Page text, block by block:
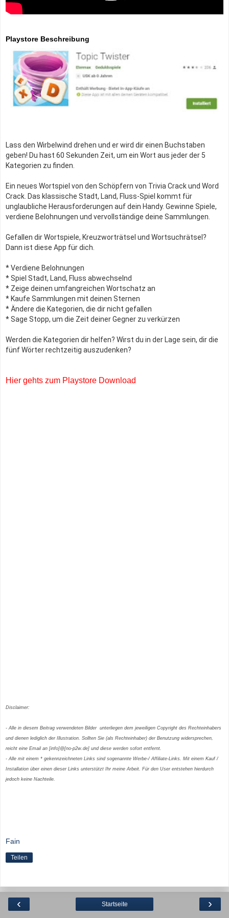
Playstore Beschreibung
Lass den Wirbelwind drehen und er wird dir einen Buchstaben
geben! Du hast 60 Sekunden Zeit, um ein Wort aus jeder der 5
Kategorien zu finden.
Ein neues Wortspiel von den Schöpfern von Trivia Crack und Word
Crack. Das klassische Stadt, Land, Fluss-Spiel kommt für
unglaubliche Herausforderungen auf dein Handy. Gewinne Spiele,
verdiene Belohnungen und vervollständige deine Sammlungen.
Gefallen dir Wortspiele, Kreuzworträtsel und Wortsuchrätsel?
Dann ist diese App für dich.
* Verdiene Belohnungen
* Spiel Stadt, Land, Fluss abwechselnd
* Zeige deinen umfangreichen Wortschatz an
* Kaufe Sammlungen mit deinen Sternen
* Ändere die Kategorien, die dir nicht gefallen
* Sage Stopp, um die Zeit deiner Gegner zu verkürzen
Werden die Kategorien dir helfen? Wirst du in der Lage sein, dir die
fünf Wörter rechtzeitig auszudenken?
Hier gehts zum Playstore Download
Disclaimer:
- Alle in diesem Beitrag verwendeten Bilder unterliegen dem jeweiligen Copyright des Rechteinhabers
und dienen lediglich der Illustration. Sollten Sie (als Rechteinhaber) der Benutzung widersprechen,
reicht eine Email an [info]@[no-p2w.de] und diese werden sofort entfernt.
- Alle mit einem * gekennzeichneten Links sind sogenannte Werbe-/ Affiliate-Links. Mit einem Kauf /
Installation über einen dieser Links unterstützt Ihr meine Arbeit. Für den User entstehen hierdurch
jedoch keine Nachteile.
Fain
Teilen
‹ ›
Startseite